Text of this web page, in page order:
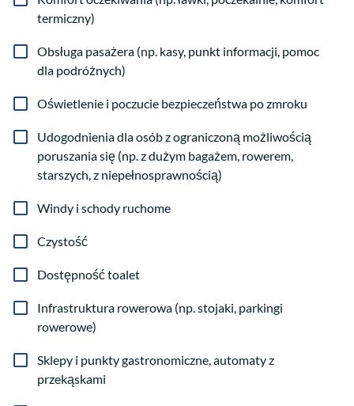
termiczny)
Obsługa pasażera (np. kasy, punkt informacji, pomoc
dla podróżnych)
Oświetlenie i poczucie bezpieczeństwa po zmroku
Udogodnienia dla osób z ograniczoną możliwością
poruszania się (np. z dużym bagażem, rowerem,
starszych, z niepełnosprawnością)
Windy i schody ruchome
Czystość
Dostępność toalet
Infrastruktura rowerowa (np. stojaki, parkingi
rowerowe)
Sklepy i punkty gastronomiczne, automaty z
przekąskami